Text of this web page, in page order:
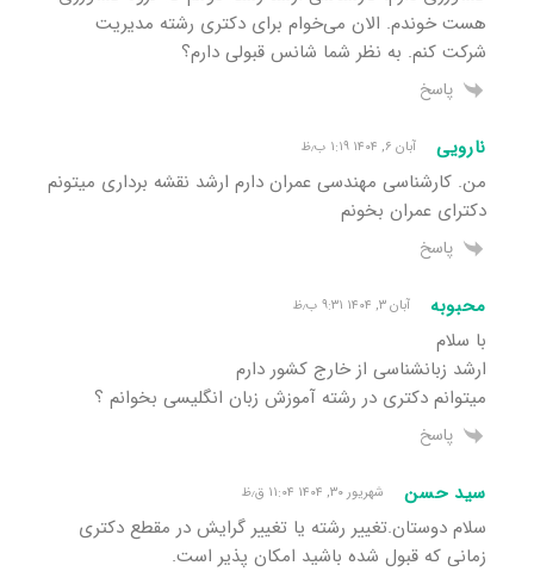
هست خوندم. الان می‌خوام برای دکتری رشته مدیریت
شرکت کنم. به نظر شما شانس قبولی دارم؟
پاسخ
نارویی آبان ۶, ۱۴۰۴ ۱:۱۹ ب٫ظ
من. کارشناسی مهندسی عمران دارم ارشد نقشه برداری میتونم
دکترای عمران بخونم
پاسخ
محبوبه آبان ۳, ۱۴۰۴ ۹:۳۱ ب٫ظ
با سلام
ارشد زبانشناسی از خارج کشور دارم
میتوانم دکتری در رشته آموزش زبان انگلیسی بخوانم ؟
پاسخ
سید حسن شهریور ۳۰, ۱۴۰۴ ۱۱:۰۴ ق٫ظ
سلام دوستان.تغییر رشته یا تغییر گرایش در مقطع دکتری
زمانی که قبول شده باشید امکان پذیر است.